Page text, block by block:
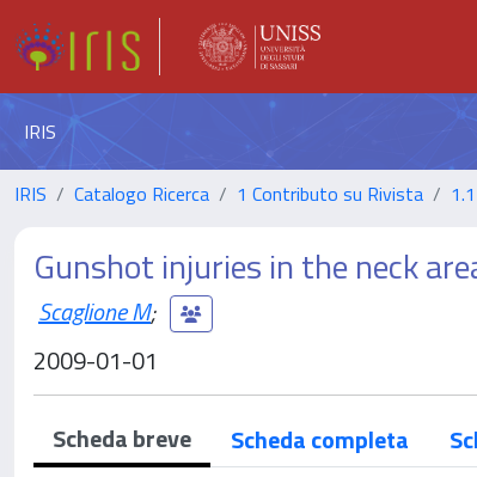
IRIS
IRIS Catalogo Ricerca 1 Contributo su Rivista
Gunshot injuries in the neck
Scaglione M;
2009-01-01
Scheda breve Scheda completa